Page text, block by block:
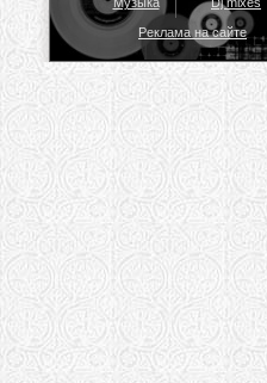
Реклама на сайте